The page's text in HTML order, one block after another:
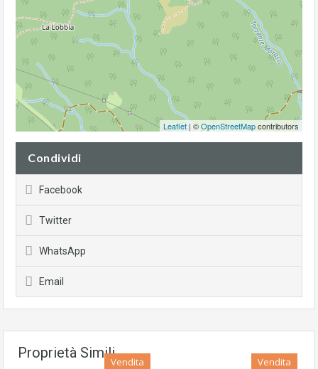
Leaflet| ©OpenStreetMapcontributors
Condividi
Facebook
Twitter
WhatsApp
Email
Proprietà Simili
Vendita Vendita